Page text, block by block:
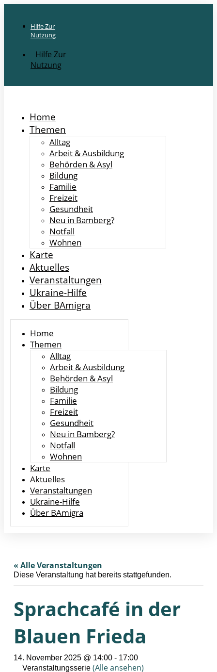
Hilfe Zur
Nutzung
Hilfe Zur
Nutzung
Home
Themen
Alltag
Arbeit & Ausbildung
Behörden & Asyl
Bildung
Familie
Freizeit
Gesundheit
Neu in Bamberg?
Notfall
Wohnen
Karte
Aktuelles
Veranstaltungen
Ukraine-Hilfe
Über BAmigra
Home
Themen
Alltag
Arbeit & Ausbildung
Behörden & Asyl
Bildung
Familie
Freizeit
Gesundheit
Neu in Bamberg?
Notfall
Wohnen
Karte
Aktuelles
Veranstaltungen
Ukraine-Hilfe
Über BAmigra
« Alle Veranstaltungen
Diese Veranstaltung hat bereits stattgefunden.
Sprachcafé in der
Blauen Frieda
14. November 2025 @ 14:00 - 17:00
Veranstaltungsserie (Alle ansehen)